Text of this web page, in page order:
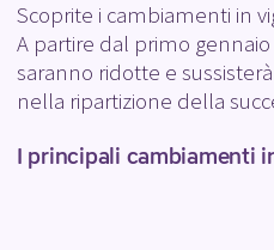
Scoprite i cambiamenti in
A partire dal primo
saranno ridotte e
nella ripartizione della
I principali cambiamenti